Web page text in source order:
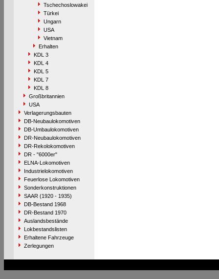
Tschechoslowakei
Türkei
Ungarn
USA
Vietnam
Erhalten
KDL 3
KDL 4
KDL 5
KDL 7
KDL 8
Großbritannien
USA
Verlagerungsbauten
DB-Neubaulokomotiven
DB-Umbaulokomotiven
DR-Neubaulokomotiven
DR-Rekolokomotiven
DR - "6000er"
ELNA-Lokomotiven
Industrielokomotiven
Feuerlose Lokomotiven
Sonderkonstruktionen
SAAR (1920 - 1935)
DB-Bestand 1968
DR-Bestand 1970
Auslandsbestände
Lokbestandslisten
Erhaltene Fahrzeuge
Zerlegungen